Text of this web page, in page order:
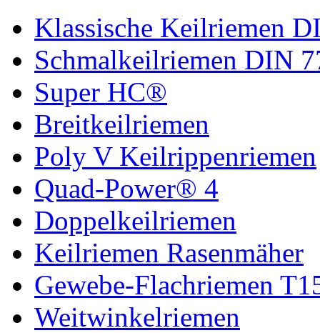
Klassische Keilriemen
Schmalkeilriemen DIN
Super HC®
Breitkeilriemen
Poly V Keilrippenriemen
Quad-Power® 4
Doppelkeilriemen
Keilriemen Rasenmäher
Gewebe-Flachriemen
Weitwinkelriemen